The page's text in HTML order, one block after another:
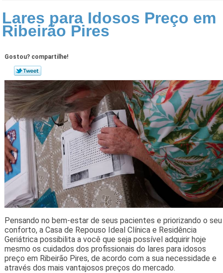
Lares para Idosos Preço em
Ribeirão Pires
Gostou? compartilhe!
Pensando no bem-estar de seus pacientes e priorizando o seu
conforto, a Casa de Repouso Ideal Clínica e Residência
Geriátrica possibilita a você que seja possível adquirir hoje
mesmo os cuidados dos profissionais do lares para idosos
preço em Ribeirão Pires, de acordo com a sua necessidade e
através dos mais vantajosos preços do mercado.